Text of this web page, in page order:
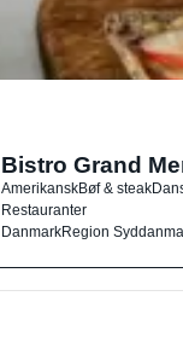
Bistro Grand
AmerikanskBøf & steak
Restauranter
DanmarkRegion